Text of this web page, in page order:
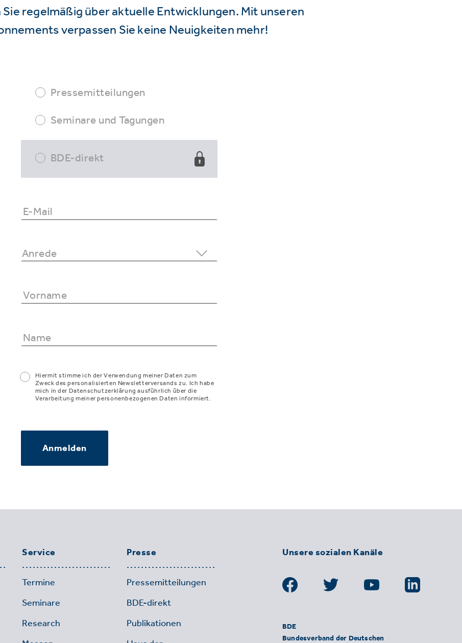
regelmäßig über aktuelle Entwicklungen. Mit unseren
verpassen Sie keine Neuigkeiten mehr!
Pressemitteilungen
Seminare und Tagungen
BDE-direkt
Hiermit stimme ich der Verwendung meiner Daten zum
Zweck des personalisierten Newsletterversands zu. Ich habe
mich in der Datenschutzerklärung ausführlich über die
Verarbeitung meiner personenbezogenen Daten informiert.
Anmelden
Service
Termine
Seminare
Research
Presse
Pressemitteilungen
BDE-direkt
Publikationen
Unsere sozialen Kanäle
BDE
Bundesverband der Deutschen